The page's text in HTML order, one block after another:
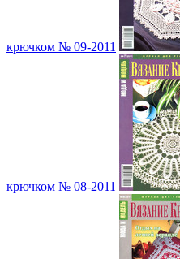
крючком № 09-2011
крючком № 08-2011